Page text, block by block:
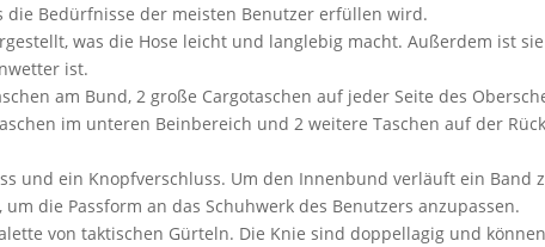
die Bedürfnisse der meisten Benutzer erfüllen wird.
was die Hose leicht und langlebig macht. Außerdem ist
ist.
am Bund, 2 große Cargotaschen auf jeder Seite des
im unteren Beinbereich und 2 weitere Taschen auf der
und ein Knopfverschluss. Um den Innenbund verläuft ein Band
die Passform an das Schuhwerk des Benutzers anzupassen.
von taktischen Gürteln. Die Knie sind doppellagig und